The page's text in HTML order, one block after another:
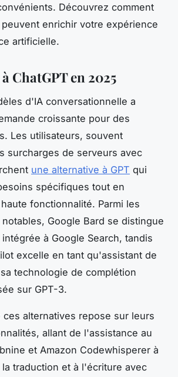
Découvrez comment
enrichir votre expérience
artificielle.
ChatGPT en 2025
d'IA conversationnelle a
croissante pour des
Les utilisateurs, souvent
surcharges de serveurs avec
une alternative à GPT qui
spécifiques tout en
fonctionnalité. Parmi les
Google Bard se distingue
à Google Search, tandis
excelle en tant qu'assistant de
technologie de complétion
sur GPT-3.
ces alternatives repose sur leurs
allant de l'assistance au
et Amazon Codewhisperer à
traduction et à l'écriture avec